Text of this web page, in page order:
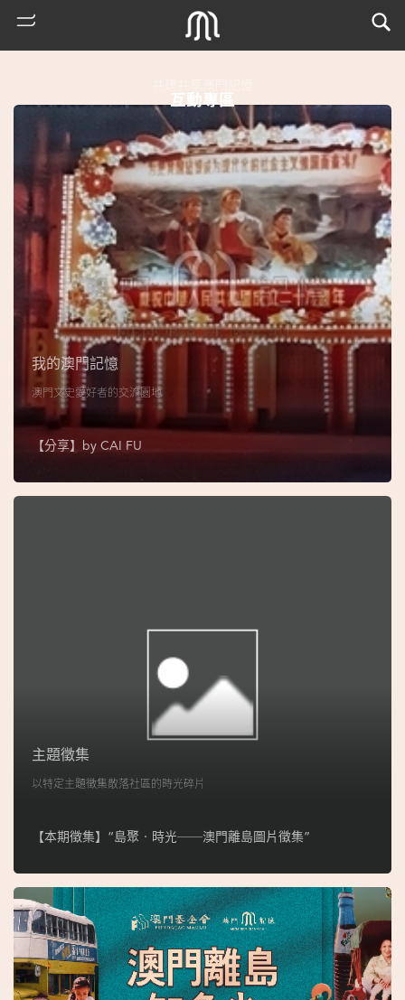
圖
閣
互動專區
我的澳門記憶
澳門文史愛好者的交流園地
【分享】by CAI FU
主題徵集
以特定主題徵集散落社區的時光碎片
【本期徵集】“島聚‧時光──澳門離島圖片徵集”